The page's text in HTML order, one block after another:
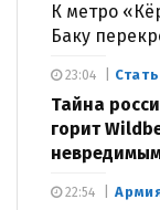
К метро
Баку
Тайна
горит
23:04
22:54